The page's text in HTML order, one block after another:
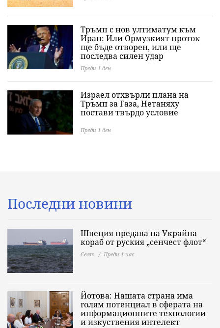
Тръмп с нов ултиматум към
Иран: Или Ормузкият проток
ще бъде отворен, или ще
последва силен удар
Преди 1 ден
Израел отхвърли плана на
Тръмп за Газа, Нетаняху
постави твърдо условие
Преди 1 ден
Последни новини
Швеция предава на Украйна
кораб от руския „сенчест флот“
Свят Преди 1 час
Йотова: Нашата страна има
голям потенциал в сферата на
информационните технологии
и изкуствения интелект